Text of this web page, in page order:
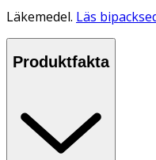
Läkemedel. Läs
Produktfakta